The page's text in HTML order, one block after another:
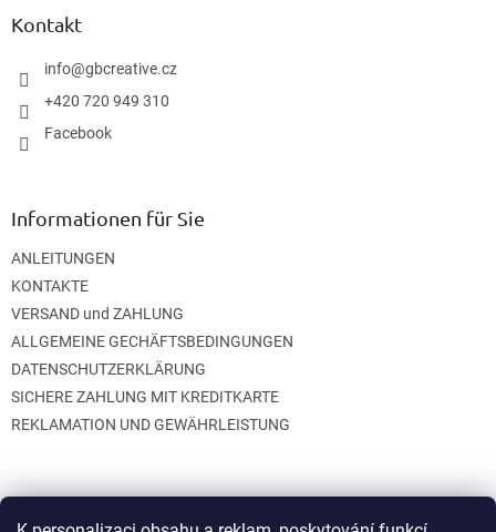
Kontakt
info@gbcreative.cz
+420 720 949 310
Facebook
Informationen für Sie
ANLEITUNGEN
KONTAKTE
VERSAND und ZAHLUNG
ALLGEMEINE GECHÄFTSBEDINGUNGEN
DATENSCHUTZERKLÄRUNG
SICHERE ZAHLUNG MIT KREDITKARTE
REKLAMATION UND GEWÄHRLEISTUNG